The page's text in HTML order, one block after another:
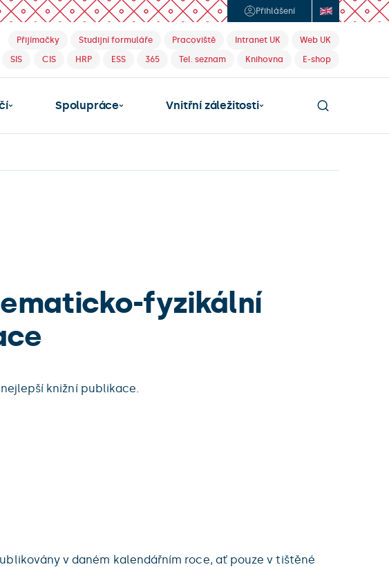
Přihlášení
Přijímačky Studijní formuláře Pracoviště Intranet UK
Web UK
SIS
CIS HRP ESS 365 Tel. seznam Knihovna E-shop
Spolupráce Vnitřní záležitosti
fyzikální
knižní publikace.
v daném kalendářním roce, ať pouze v tištěné